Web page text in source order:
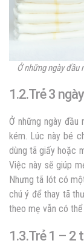
Ở những ngày đầu
1.2.Trẻ 3
Ở những ngày đầu
kém. Lúc này bé
dùng tã giấy hoặc
Việc này sẽ giúp
Nhưng tã lót có
chú ý để thay tã
theo mẹ vẫn có
1.3.Trẻ 1 – 2